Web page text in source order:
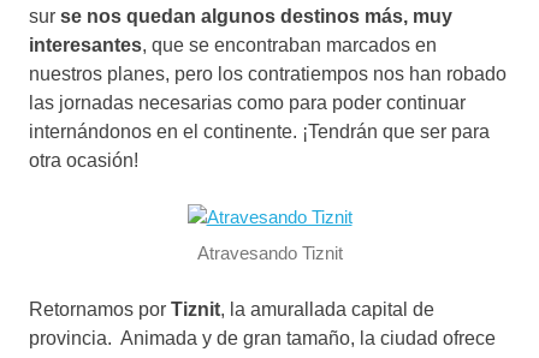
sur se nos quedan algunos destinos más, muy
interesantes, que se encontraban marcados en
nuestros planes, pero los contratiempos nos han robado
las jornadas necesarias como para poder continuar
internándonos en el continente. ¡Tendrán que ser para
otra ocasión!
Atravesando Tiznit
Retornamos por Tiznit, la amurallada capital de
provincia. Animada y de gran tamaño, la ciudad ofrece